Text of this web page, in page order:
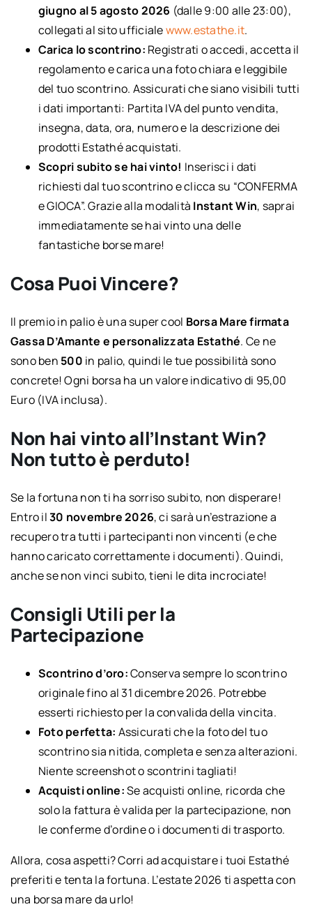
giugno al 5 agosto 2026 (dalle 9:00 alle 23:00),
collegati al sito ufficialewww.estathe.it.
Carica lo scontrino: Registrati o accedi, accetta il
regolamento e carica una foto chiara e leggibile
del tuo scontrino. Assicurati che siano visibili tutti
i dati importanti: Partita IVA del punto vendita,
insegna, data, ora, numero e la descrizione dei
prodotti Estathé acquistati.
Scopri subito se hai vinto! Inserisci i dati
richiesti dal tuo scontrino e clicca su “CONFERMA
e GIOCA”. Grazie alla modalità Instant Win, saprai
immediatamente se hai vinto una delle
fantastiche borse mare!
Cosa Puoi Vincere?
Il premio in palio è una super cool Borsa Mare firmata
Gassa D’Amante e personalizzata Estathé. Ce ne
sono ben 500 in palio, quindi le tue possibilità sono
concrete! Ogni borsa ha un valore indicativo di 95,00
Euro (IVA inclusa).
Non hai vinto all’Instant Win?
Non tutto è perduto!
Se la fortuna non ti ha sorriso subito, non disperare!
Entro il30 novembre 2026, ci sarà un’estrazione a
recupero tra tutti i partecipanti non vincenti (e che
hanno caricato correttamente i documenti). Quindi,
anche se non vinci subito, tieni le dita incrociate!
Consigli Utili per la
Partecipazione
Scontrino d’oro:Conserva sempre lo scontrino
originale fino al 31 dicembre 2026. Potrebbe
esserti richiesto per la convalida della vincita.
Foto perfetta: Assicurati che la foto del tuo
scontrino sia nitida, completa e senza alterazioni.
Niente screenshot o scontrini tagliati!
Acquisti online:Se acquisti online, ricorda che
solo la fattura è valida per la partecipazione, non
le conferme d’ordine o i documenti di trasporto.
Allora, cosa aspetti? Corri ad acquistare i tuoi Estathé
preferiti e tenta la fortuna. L’estate 2026 ti aspetta con
una borsa mare da urlo!